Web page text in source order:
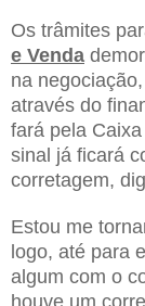
Os trâmites
e Venda
na
através do
fará pela
sinal já ficará
corretagem,
Estou me
logo, até para
algum com o
houve um